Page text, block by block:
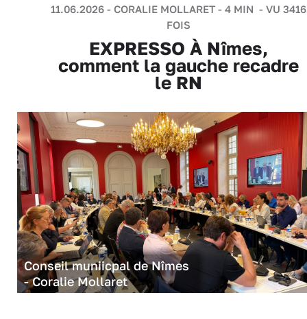
11.06.2026 - CORALIE MOLLARET- 4 MIN - VU 3416
FOIS
EXPRESSO À Nîmes,
comment la gauche recadre
le RN
Conseil muniicpal de Nîmes
- Coralie Mollaret